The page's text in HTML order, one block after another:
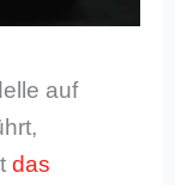
auf
das